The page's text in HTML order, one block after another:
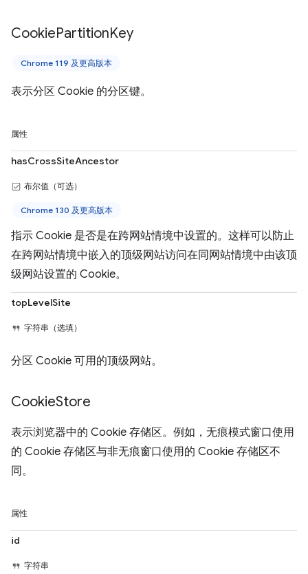
CookiePartitionKey
Chrome 119 及更高版本
表示分区 Cookie 的分区键。
属性
hasCrossSiteAncestor
布尔值（可选）
Chrome 130 及更高版本
指示 Cookie 是否是在跨网站情境中设置的。这样可以防止
在跨网站情境中嵌入的顶级网站访问在同网站情境中由该顶
级网站设置的 Cookie。
topLevelSite
字符串（选填）
分区 Cookie 可用的顶级网站。
CookieStore
表示浏览器中的 Cookie 存储区。例如，无痕模式窗口使用
的 Cookie 存储区与非无痕窗口使用的 Cookie 存储区不
同。
属性
id
字符串